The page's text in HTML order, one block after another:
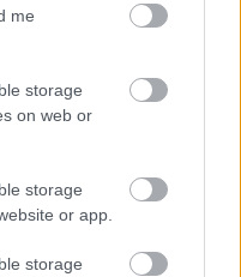
me
storage
on web or
storage
or app.
storage